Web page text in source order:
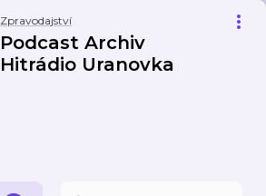
Zpravodajství
Podcast Archiv
Hitrádio Uranovka